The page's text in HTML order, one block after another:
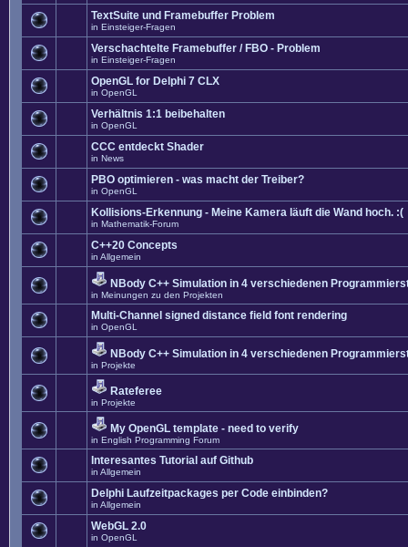
TextSuite und Framebuffer Problem
in Einsteiger-Fragen
Verschachtelte Framebuffer / FBO - Problem
in Einsteiger-Fragen
OpenGL for Delphi 7 CLX
in OpenGL
Verhältnis 1:1 beibehalten
in OpenGL
CCC entdeckt Shader
in News
PBO optimieren - was macht der Treiber?
in OpenGL
Kollisions-Erkennung - Meine Kamera läuft die Wand hoch. :(
in Mathematik-Forum
C++20 Concepts
in Allgemein
NBody C++ Simulation in 4 verschiedenen
in Meinungen zu den Projekten
Multi-Channel signed distance field font rendering
in OpenGL
NBody C++ Simulation in 4 verschiedenen
in Projekte
Rateferee
in Projekte
My OpenGL template - need to verify
in English Programming Forum
Interesantes Tutorial auf Github
in Allgemein
Delphi Laufzeitpackages per Code einbinden?
in Allgemein
WebGL 2.0
in OpenGL